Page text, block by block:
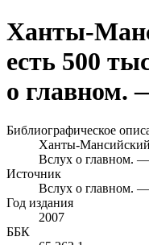
Ханты-
есть 500
о главном.
Библиографическое
Ханты-Мансийский
Вслух о главном.
Источник
Вслух о главном.
Год издания
2007
ББК